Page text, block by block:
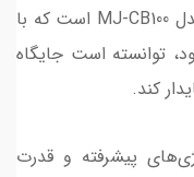
گیری در بازار، آبمیوه گیری پاناسونیک مدل MJ-CB100 است که با
توانسته است جایگاه
کند.
پیشرفته و قدرت